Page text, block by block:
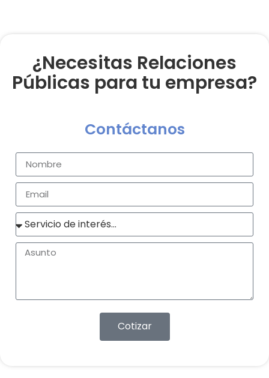
¿Necesitas Relaciones
Públicas para tu empresa?
Contáctanos
Cotizar